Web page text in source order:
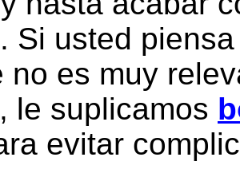
Si usted
no es muy
le suplicamos
evitar